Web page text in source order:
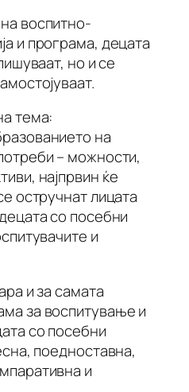
воспитно-
и програма, децата
но и се
тема:
на
– можности,
најпрвин ќе
остручнат лицата
со посебни
и
и за самата
за воспитување и
со посебни
поедноставна,
и